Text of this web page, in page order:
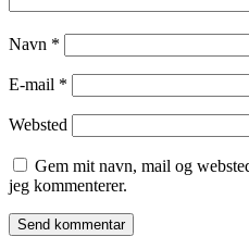
Navn *
E-mail *
Websted
Gem mit navn, mail og
jeg kommenterer.